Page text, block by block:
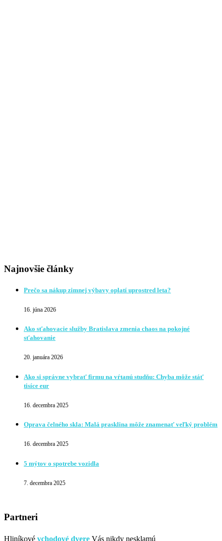
Najnovšie články
Prečo sa nákup zimnej výbavy oplatí uprostred leta?
16. júna 2026
Ako sťahovacie služby Bratislava zmenia chaos na pokojné
sťahovanie
20. januára 2026
Ako si správne vybrať firmu na vŕtanú studňu: Chyba môže stáť
tisíce eur
16. decembra 2025
Oprava čelného skla: Malá prasklina môže znamenať veľký problém
16. decembra 2025
5 mýtov o spotrebe vozidla
7. decembra 2025
Partneri
Hliníkové vchodové dvere Vás nikdy nesklamú